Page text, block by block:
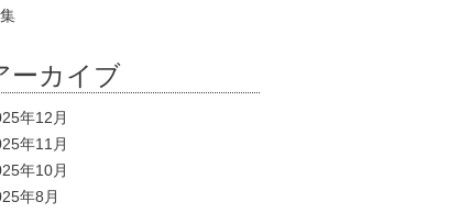
ーカイブ
年12月
年11月
年10月
年8月